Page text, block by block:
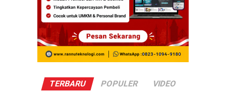
TERBARU POPULER VIDEO